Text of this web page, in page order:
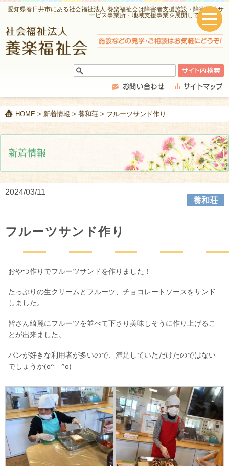
愛知県春日井市にある社会福祉法人 養楽福祉会は障害者支援施設・障害福祉サ
ービス事業所・地域支援事業を展開しています。
HOME > 新着情報 > 養和荘 > フルーツサンド作り
2024/03/11
養和荘
フルーツサンド作り
おやつ作りでフルーツサンドを作りました！
たっぷりの生クリームとフルーツ、チョコレートソースをサンド
しました。
皆さん綺麗にフルーツを並べて下さり美味しそうに作り上げるこ
とが出来ました。
パンが好きな利用者が多いので、満足していただけたのではない
でしょうか(o^―^o)